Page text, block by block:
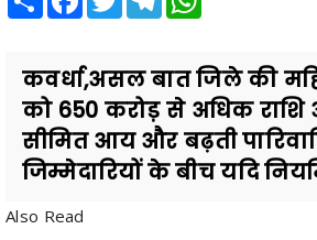
कवर्धा,असल बात जिले की
सीमित आय और बढ़ती
जिम्मेदारियों के बीच यदि
Also Read
महोत्सव-2026 का हुआ शुभारंभ,'पीपल फॉर